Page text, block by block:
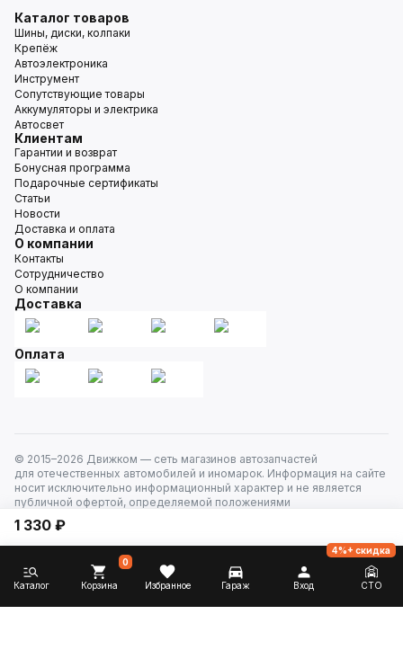
1 330 ₽
Каталог товаров
Шины, диски, колпаки
Крепёж
Автоэлектроника
Инструмент
Сопутствующие товары
Аккумуляторы и электрика
Автосвет
Клиентам
Гарантии и возврат
Бонусная программа
Подарочные сертификаты
Статьи
Новости
Доставка и оплата
О компании
Контакты
Сотрудничество
О компании
Доставка
Оплата
© 2015–2026 Движком — сеть магазинов автозапчастей
для отечественных автомобилей и иномарок. Информация на сайте
носит исключительно информационный характер и не является
публичной офертой, определяемой положениями
Каталог Корзина
0
Избранное Гараж Вход СТО
4%+ скидка